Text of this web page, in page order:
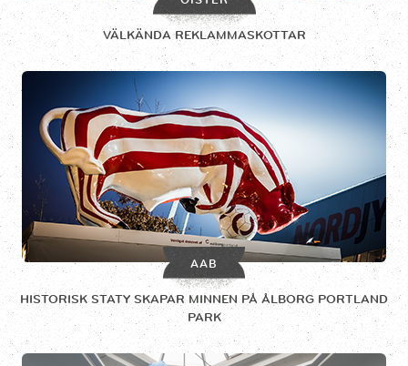
VÄLKÄNDA REKLAMMASKOTTAR
AAB
HISTORISK STATY SKAPAR MINNEN PÅ ÅLBORG PORTLAND
PARK